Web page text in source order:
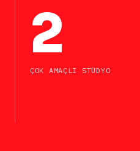
2
ÇOK AMAÇLI STÜDYO